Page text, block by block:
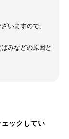
いますので、
みなどの原因と
ックしてい